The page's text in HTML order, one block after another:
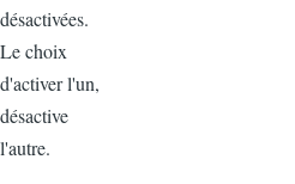
désactivées.
Le choix
d'activer l'un,
désactive
l'autre.